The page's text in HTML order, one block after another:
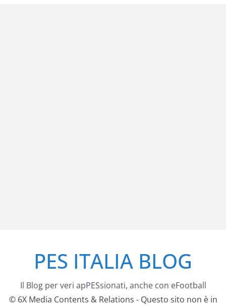
contenutoPES ITALIA BLOG
Il Blog per veri apPESsionati, anche con eFootball
© 6X Media Contents & Relations - Questo sito non è in